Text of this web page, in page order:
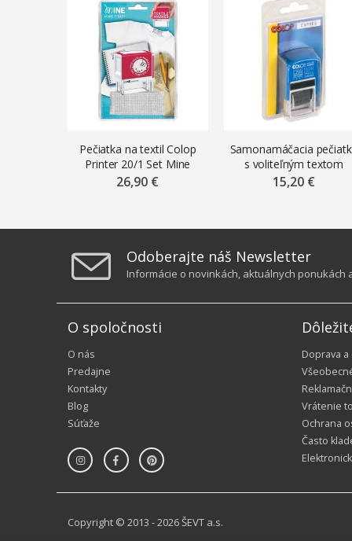
Pečiatka na textil Colop
Printer 20/1 Set Mine
26,90 €
Samonamáčacia
s voliteľným textom
Colop S 120/W 35
15,20 €
Odoberajte náš Newsletter
Informácie o novinkách, aktuálnych ponukách
O spoločnosti
O nás
Predajne
Kontakty
Blog
Súťaže
Doprava
Vrátenie
Ochrana
Často
Copyright © 2013 - 2026 ŠEVT a.s.